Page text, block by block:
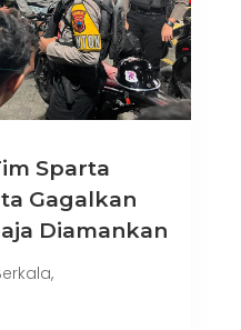
Sparta
Gagalkan
Diamankan
,